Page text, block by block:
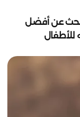
تبحث عن أفضل
للأطفال